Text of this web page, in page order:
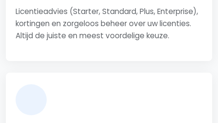
Licentieadvies (Starter, Standard, Plus, Enterprise),
kortingen en zorgeloos beheer over uw licenties.
Altijd de juiste en meest voordelige keuze.